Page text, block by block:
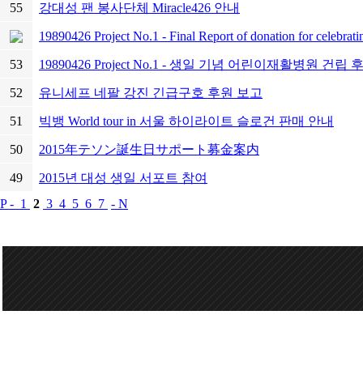
55 강대성 팬 봉사단체 Miracle426 안내
19890426 Project No.1 - Final Report of donation for
53 19890426 Project No.1 - 생일 기념 어린이재활병원 건립
52 유니세프 네팔 강진 긴급구호 후원 보고
51 빅뱅 World tour in 서울 하이라이트 슬로건 판매 안내
50 2015年テソン誕生日サポート募金案内
49
2015년 대성 생일 서포트 참여
P - 1 2 3 4 5 6 7 - N